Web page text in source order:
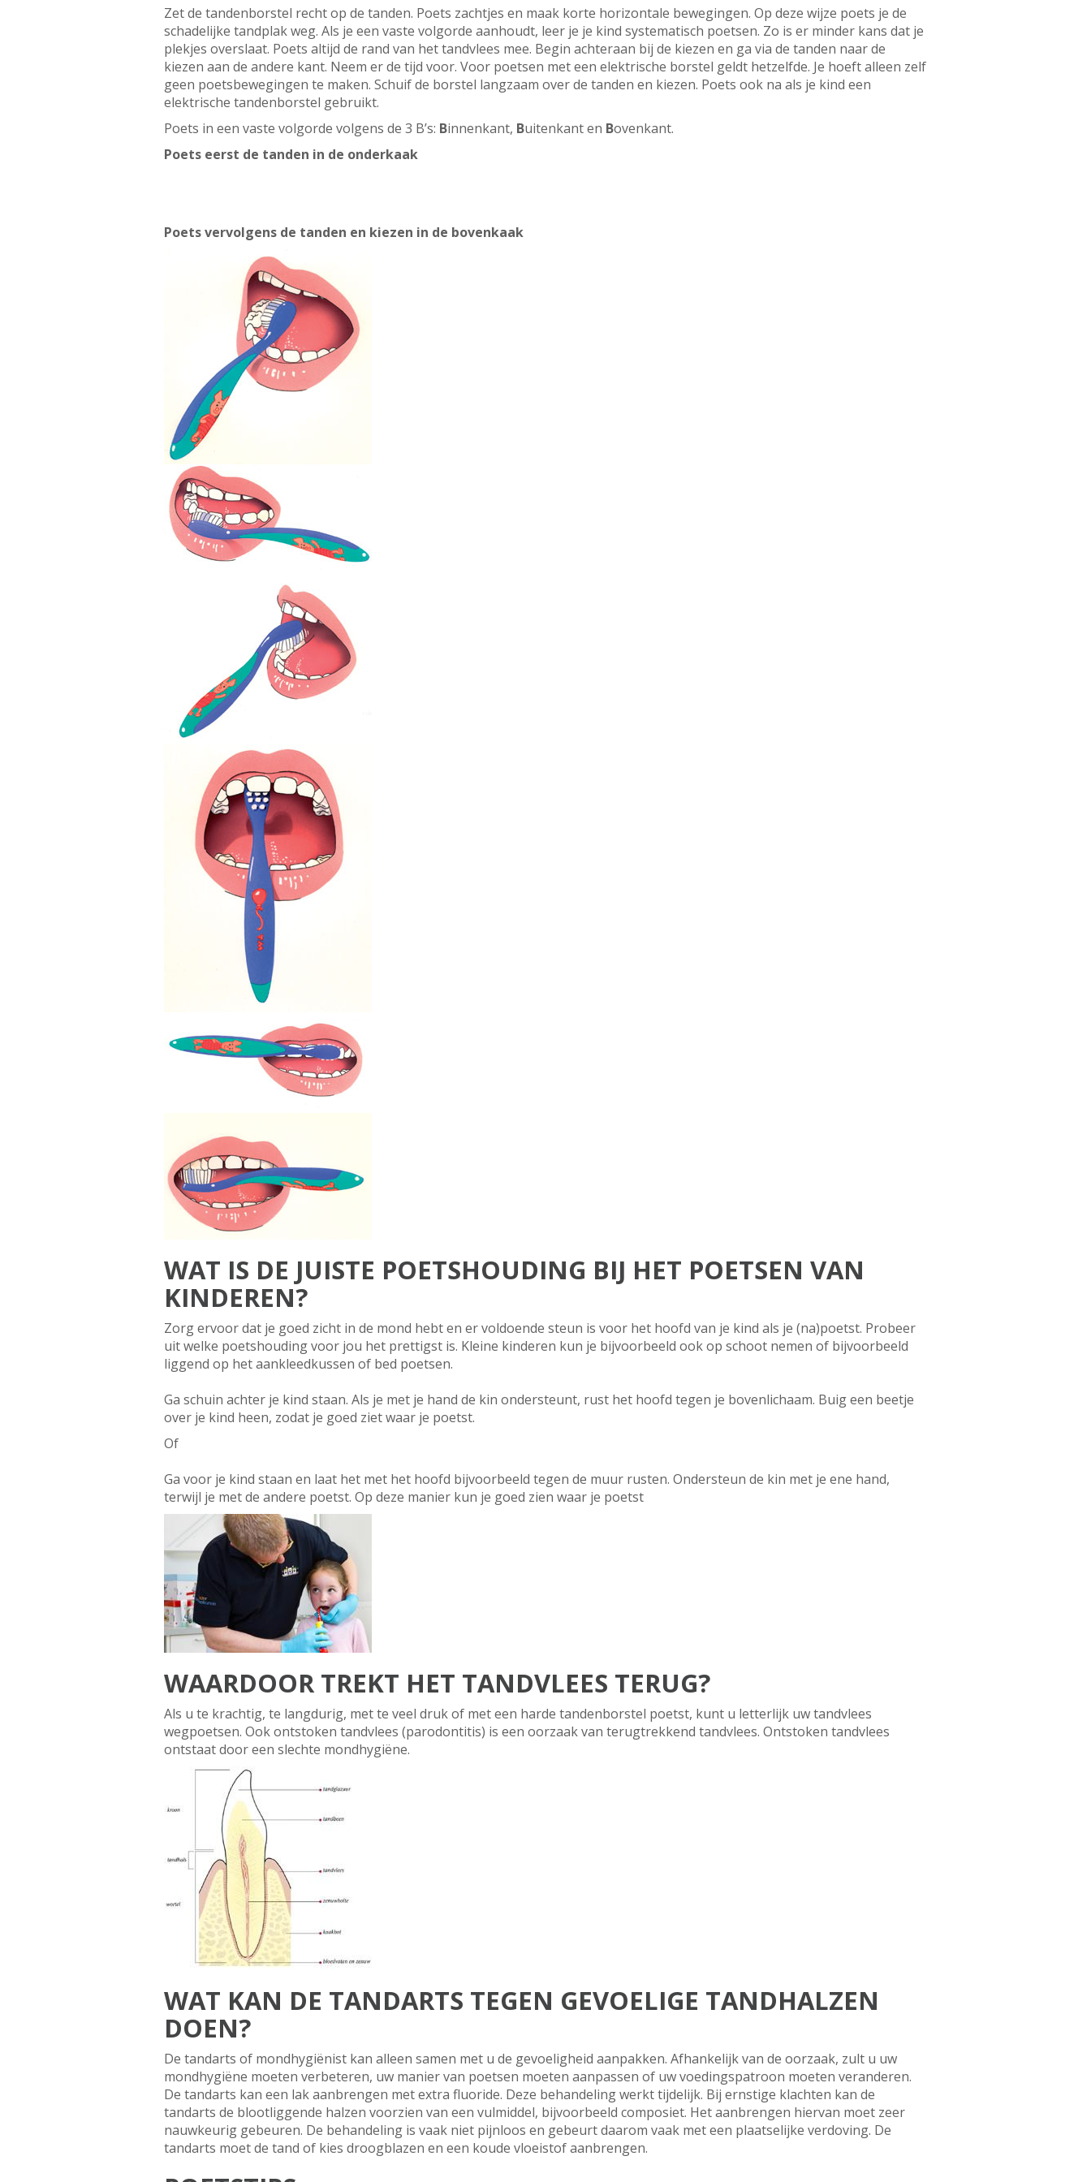
Zet de tandenborstel recht op de tanden. Poets zachtjes en maak korte horizontale bewegingen. Op deze wijze poets je de
schadelijke tandplak weg. Als je een vaste volgorde aanhoudt, leer je je kind systematisch poetsen. Zo is er minder kans dat je
plekjes overslaat. Poets altijd de rand van het tandvlees mee. Begin achteraan bij de kiezen en ga via de tanden naar de
kiezen aan de andere kant. Neem er de tijd voor. Voor poetsen met een elektrische borstel geldt hetzelfde. Je hoeft alleen zelf
geen poetsbewegingen te maken. Schuif de borstel langzaam over de tanden en kiezen. Poets ook na als je kind een
elektrische tandenborstel gebruikt.
Poets in een vaste volgorde volgens de 3 B’s: Binnenkant, Buitenkant en Bovenkant.
Poets eerst de tanden in de onderkaak
Poets vervolgens de tanden en kiezen in de bovenkaak
WAT IS DE JUISTE POETSHOUDING BIJ HET POETSEN VAN
KINDEREN?
Zorg ervoor dat je goed zicht in de mond hebt en er voldoende steun is voor het hoofd van je kind als je (na)poetst. Probeer
uit welke poetshouding voor jou het prettigst is. Kleine kinderen kun je bijvoorbeeld ook op schoot nemen of bijvoorbeeld
liggend op het aankleedkussen of bed poetsen.
Ga schuin achter je kind staan. Als je met je hand de kin ondersteunt, rust het hoofd tegen je bovenlichaam. Buig een beetje
over je kind heen, zodat je goed ziet waar je poetst.
Of
Ga voor je kind staan en laat het met het hoofd bijvoorbeeld tegen de muur rusten. Ondersteun de kin met je ene hand,
terwijl je met de andere poetst. Op deze manier kun je goed zien waar je poetst
WAARDOOR TREKT HET TANDVLEES TERUG?
Als u te krachtig, te langdurig, met te veel druk of met een harde tandenborstel poetst, kunt u letterlijk uw tandvlees
wegpoetsen. Ook ontstoken tandvlees (parodontitis) is een oorzaak van terugtrekkend tandvlees. Ontstoken tandvlees
ontstaat door een slechte mondhygiëne.
WAT KAN DE TANDARTS TEGEN GEVOELIGE TANDHALZEN
DOEN?
De tandarts of mondhygiënist kan alleen samen met u de gevoeligheid aanpakken. Afhankelijk van de oorzaak, zult u uw
mondhygiëne moeten verbeteren, uw manier van poetsen moeten aanpassen of uw voedingspatroon moeten veranderen.
De tandarts kan een lak aanbrengen met extra fluoride. Deze behandeling werkt tijdelijk. Bij ernstige klachten kan de
tandarts de blootliggende halzen voorzien van een vulmiddel, bijvoorbeeld composiet. Het aanbrengen hiervan moet zeer
nauwkeurig gebeuren. De behandeling is vaak niet pijnloos en gebeurt daarom vaak met een plaatselijke verdoving. De
tandarts moet de tand of kies droogblazen en een koude vloeistof aanbrengen.